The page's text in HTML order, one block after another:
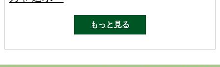
もっと見る